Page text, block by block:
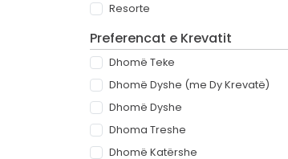
Resorte
Preferencat e Krevatit
Dhomë Teke
Dhomë Dyshe (me Dy Krevatë)
Dhomë Dyshe
Dhoma Treshe
Dhomë Katërshe